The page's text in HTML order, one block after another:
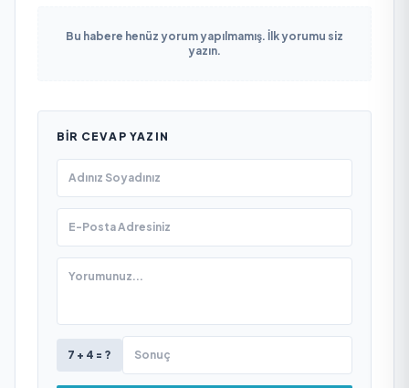
Bu habere henüz yorum yapılmamış. İlk yorumu siz
yazın.
BIR CEVAP YAZIN
7 + 4 = ?